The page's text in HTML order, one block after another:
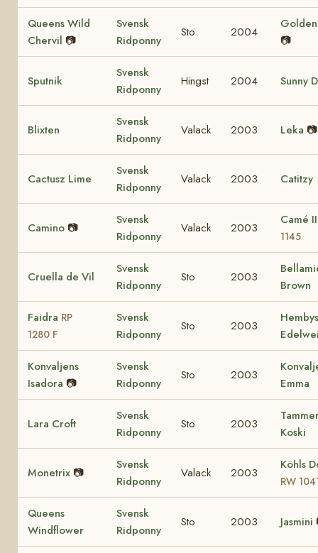
Queens Wild
Chervil 📷
Svensk
Ridponny
Sto 2004
📷
Sputnik
Svensk
Ridponny
Hingst 2004 Sunny
Blixten
Svensk
Ridponny
Valack 2003 Leka 📷
Cactusz Lime
Svensk
Ridponny
Valack 2003 Catitzy
Camino 📷
Svensk
Ridponny
Valack 2003
Camé
1145
Cruella de Vil
Svensk
Ridponny
Sto 2003
Brown
Faidra RP
1280 F
Svensk
Ridponny
Sto 2003
Hembys
Konvaljens
Isadora 📷
Svensk
Ridponny
Sto 2003
Emma
Lara Croft
Svensk
Ridponny
Sto 2003
Koski
Monetrix 📷
Svensk
Ridponny
Valack 2003
Köhls
RW
Queens
Windflower
Svensk
Ridponny
Sto 2003 Jasmini